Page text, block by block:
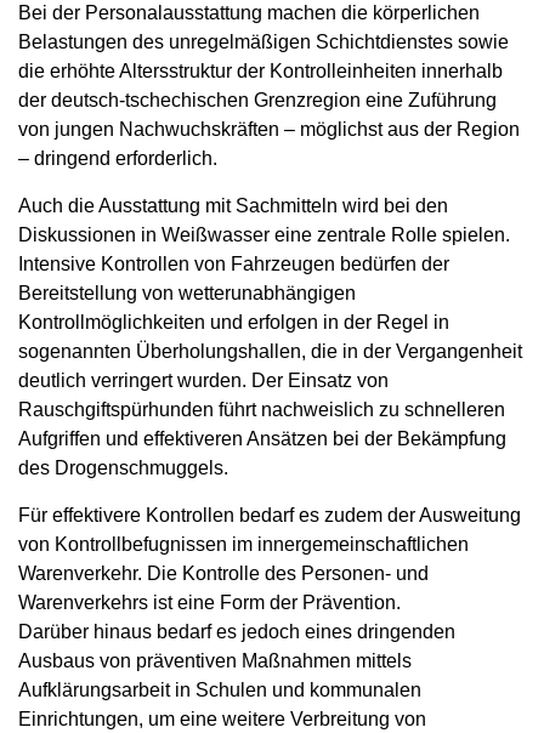
Bei der Personalausstattung machen die körperlichen
Belastungen des unregelmäßigen Schichtdienstes sowie
die erhöhte Altersstruktur der Kontrolleinheiten innerhalb
der deutsch-tschechischen Grenzregion eine Zuführung
von jungen Nachwuchskräften – möglichst aus der Region
– dringend erforderlich.
Auch die Ausstattung mit Sachmitteln wird bei den
Diskussionen in Weißwasser eine zentrale Rolle spielen.
Intensive Kontrollen von Fahrzeugen bedürfen der
Bereitstellung von wetterunabhängigen
Kontrollmöglichkeiten und erfolgen in der Regel in
sogenannten Überholungshallen, die in der Vergangenheit
deutlich verringert wurden. Der Einsatz von
Rauschgiftspürhunden führt nachweislich zu schnelleren
Aufgriffen und effektiveren Ansätzen bei der Bekämpfung
des Drogenschmuggels.
Für effektivere Kontrollen bedarf es zudem der Ausweitung
von Kontrollbefugnissen im innergemeinschaftlichen
Warenverkehr. Die Kontrolle des Personen- und
Warenverkehrs ist eine Form der Prävention.
Darüber hinaus bedarf es jedoch eines dringenden
Ausbaus von präventiven Maßnahmen mittels
Aufklärungsarbeit in Schulen und kommunalen
Einrichtungen, um eine weitere Verbreitung von